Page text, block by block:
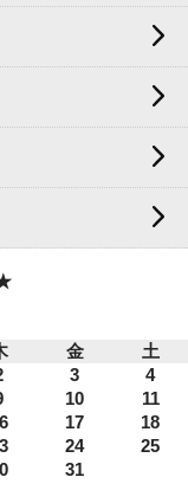
金
土
3
4
10
11
17
18
24
25
31